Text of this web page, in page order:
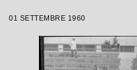
01 SETTEMBRE 1960